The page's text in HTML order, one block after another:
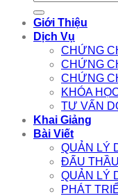
Giới Thiệu
Dịch Vụ
CHỨNG
CHỨNG
CHỨNG
KHÓA
TƯ VẤN
Khai Giảng
Bài Viết
QUẢN LÝ
ĐẤU
QUẢN LÝ
PHÁT